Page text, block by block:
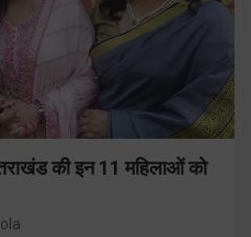
की इन 11 महिलाओं को